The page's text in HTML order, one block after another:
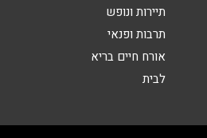
תיירות ונופש
תרבות ופנאי
אורח חיים בריא
לבית